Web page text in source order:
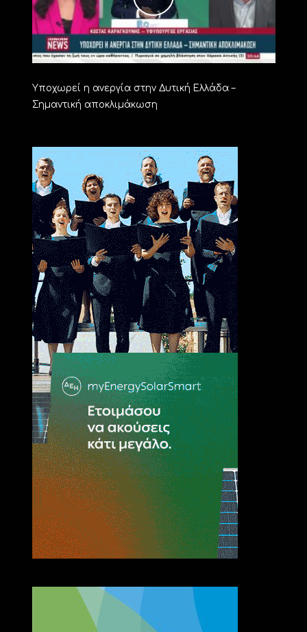
Υποχωρεί η ανεργία στην Δυτική Ελλάδα –
Σημαντική αποκλιμάκωση